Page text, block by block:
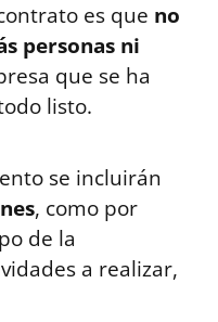
es que no
personas ni
que se ha
listo.
se incluirán
, como por
de la
a realizar,